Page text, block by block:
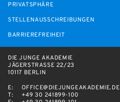
PRIVATSPHÄRE
STELLENAUSSCHREIBUNGEN
BARRIEREFREIHEIT
DIE JUNGE AKADEMIE
JÄGERSTRASSE 22/23
10117 BERLIN
E:
OFFICE@DIEJUNGEAKADEMIE.DE
T:
+49 30 241899-100